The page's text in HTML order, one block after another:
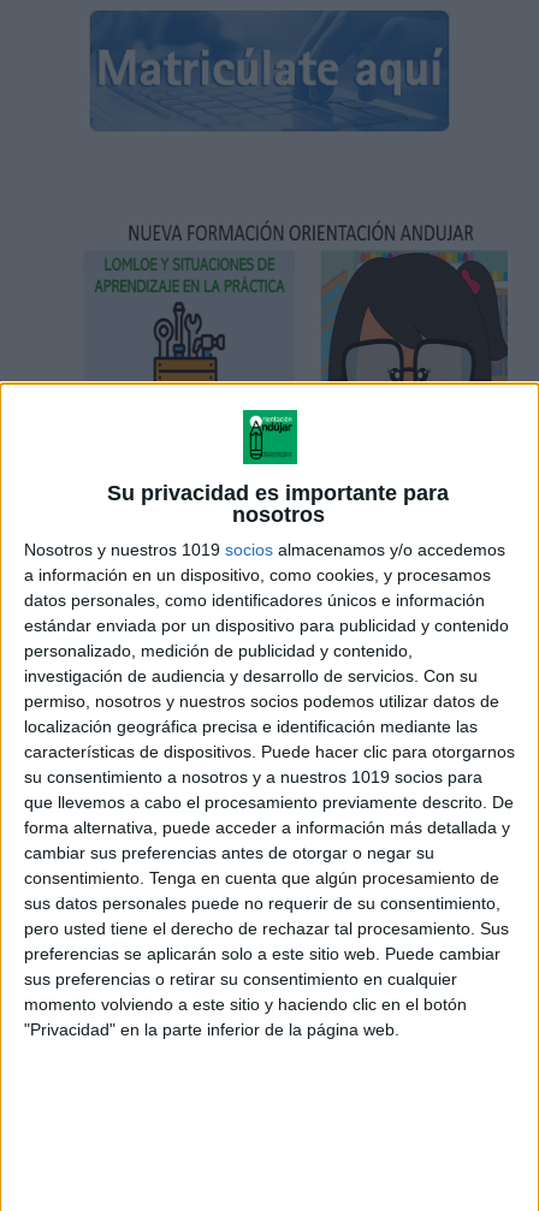
Su privacidad es importante para
nosotros
Nosotros y nuestros 1019 socios almacenamos y/o accedemos
a información en un dispositivo, como cookies, y procesamos
datos personales, como identificadores únicos e información
estándar enviada por un dispositivo para publicidad y contenido
personalizado, medición de publicidad y contenido,
investigación de audiencia y desarrollo de servicios. Con su
permiso, nosotros y nuestros socios podemos utilizar datos de
localización geográfica precisa e identificación mediante las
características de dispositivos. Puede hacer clic para otorgarnos
su consentimiento a nosotros y a nuestros 1019 socios para
que llevemos a cabo el procesamiento previamente descrito. De
forma alternativa, puede acceder a información más detallada y
cambiar sus preferencias antes de otorgar o negar su
consentimiento. Tenga en cuenta que algún procesamiento de
sus datos personales puede no requerir de su consentimiento,
pero usted tiene el derecho de rechazar tal procesamiento. Sus
preferencias se aplicarán solo a este sitio web. Puede cambiar
sus preferencias o retirar su consentimiento en cualquier
momento volviendo a este sitio y haciendo clic en el botón
"Privacidad" en la parte inferior de la página web.
Los cambios y actualizaciones en la
normativa educativa son siempre un reto
para los docentes, la nueva LOMLOE
supone una transformación hacia
una metodología y evaluación más
contextualizada y competencial.
Con este curso «LOMLOE Y
SITUACIONES DE APRENDIZAJE EN LA
PRÁCTICA» creado y tutorizado por el
equipo educativo de Orientación
Andújar, queremos ofrecerte los
recursos y herramientas necesarias para
poder realizar esta transición con